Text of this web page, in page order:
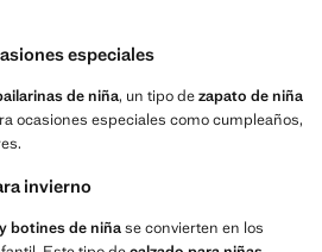
especiales
de niña, un tipo dezapato de niña
ocasiones especiales como cumpleaños,
invierno
botines de niñase convierten en los